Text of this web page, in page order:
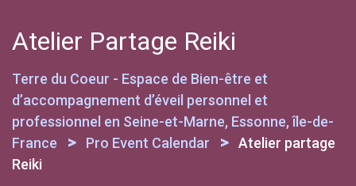
Atelier Partage Reiki
Terre du Coeur - Espace de Bien-être et
d’accompagnement d’éveil personnel et
professionnel en Seine-et-Marne, Essonne, île-de-
France
> Pro Event Calendar > Atelier partage
Reiki